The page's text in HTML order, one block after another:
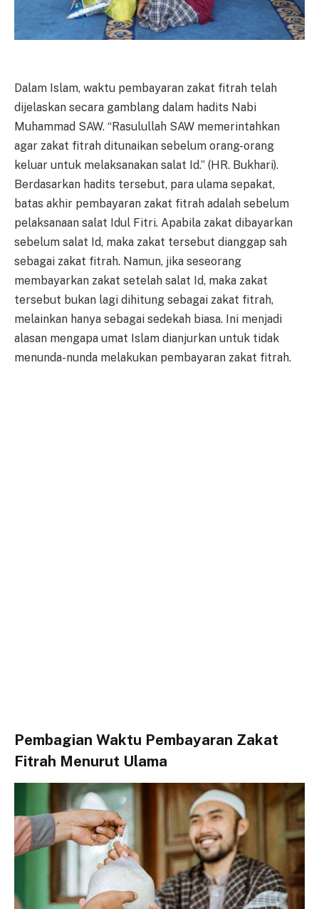
Dalam Islam, waktu pembayaran zakat fitrah telah
dijelaskan secara gamblang dalam hadits Nabi
Muhammad SAW. “Rasulullah SAW memerintahkan
agar zakat fitrah ditunaikan sebelum orang-orang
keluar untuk melaksanakan salat Id.” (HR. Bukhari).
Berdasarkan hadits tersebut, para ulama sepakat,
batas akhir pembayaran zakat fitrah adalah sebelum
pelaksanaan salat Idul Fitri. Apabila zakat dibayarkan
sebelum salat Id, maka zakat tersebut dianggap sah
sebagai zakat fitrah. Namun, jika seseorang
membayarkan zakat setelah salat Id, maka zakat
tersebut bukan lagi dihitung sebagai zakat fitrah,
melainkan hanya sebagai sedekah biasa. Ini menjadi
alasan mengapa umat Islam dianjurkan untuk tidak
menunda-nunda melakukan pembayaran zakat fitrah.
Pembagian Waktu Pembayaran Zakat
Fitrah Menurut Ulama